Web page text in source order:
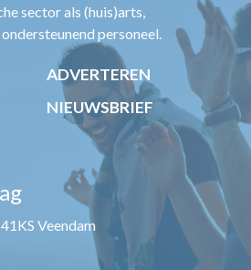
sector als (huis)arts,
personeel.
ADVERTEREN
NIEUWSBRIEF
Veendam